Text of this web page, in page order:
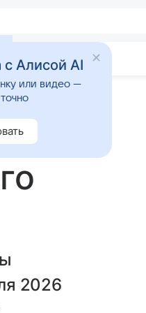
Приметы
2026
Алисой AI
или видео —